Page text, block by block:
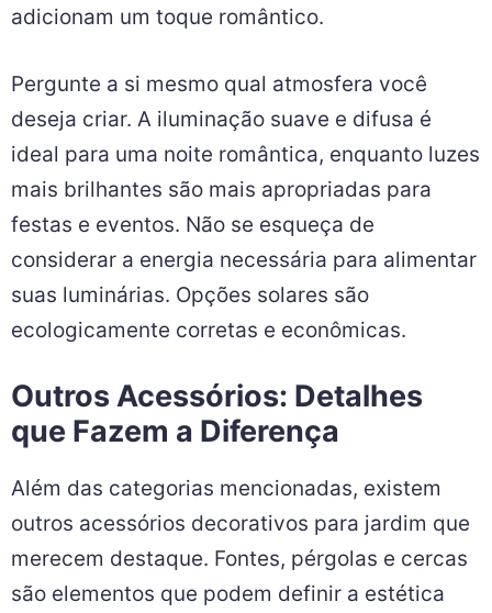
adicionam um toque romântico.
Pergunte a si mesmo qual atmosfera você
deseja criar. A iluminação suave e difusa é
ideal para uma noite romântica, enquanto luzes
mais brilhantes são mais apropriadas para
festas e eventos. Não se esqueça de
considerar a energia necessária para alimentar
suas luminárias. Opções solares são
ecologicamente corretas e econômicas.
Outros Acessórios: Detalhes
que Fazem a Diferença
Além das categorias mencionadas, existem
outros acessórios decorativos para jardim que
merecem destaque. Fontes, pérgolas e cercas
são elementos que podem definir a estética